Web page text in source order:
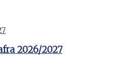
2026/2027